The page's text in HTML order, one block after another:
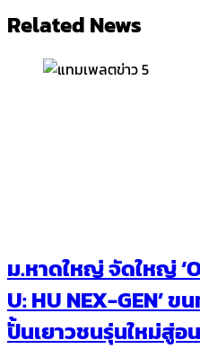
Related News
ม.หาดใหญ่ จัดใหญ่
U: HU NEX-GEN’
ปั้นเยาวชนรุ่นใหม่สู่